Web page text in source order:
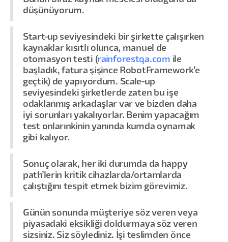
düşünüyorum.
Start-up seviyesindeki bir şirkette çalışırken
kaynaklar kısıtlı olunca, manuel de
otomasyon testi (rainforestqa.com ile
başladık, fatura şişince RobotFramework’e
geçtik) de yapıyordum. Scale-up
seviyesindeki şirketlerde zaten bu işe
odaklanmış arkadaşlar var ve bizden daha
iyi sorunları yakalıyorlar. Benim yapacağım
test onlarınkinin yanında kumda oynamak
gibi kalıyor.
Sonuç olarak, her iki durumda da happy
path’lerin kritik cihazlarda/ortamlarda
çalıştığını tespit etmek bizim görevimiz.
Günün sonunda müşteriye söz veren veya
piyasadaki eksikliği doldurmaya söz veren
sizsiniz. Siz söylediniz. İşi teslimden önce